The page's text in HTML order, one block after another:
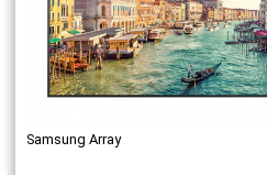
Samsung Array